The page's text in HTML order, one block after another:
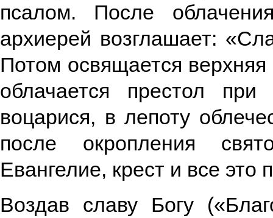
псалом. После
архиерей возглашает:
Потом освящается
облачается престол
воцарися, в лепоту
после окропления
Евангелие, крест и все
Воздав славу Богу